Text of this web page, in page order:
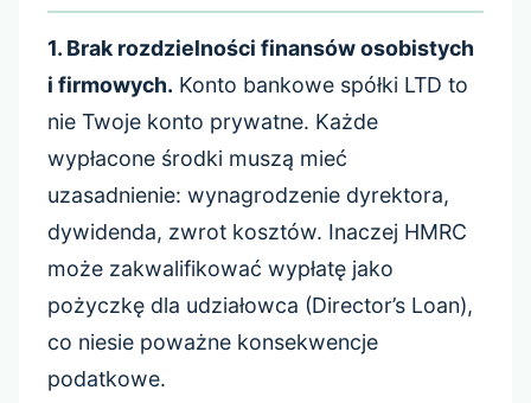
1. Brak rozdzielności finansów osobistych
i firmowych. Konto bankowe spółki LTD to
nie Twoje konto prywatne. Każde
wypłacone środki muszą mieć
uzasadnienie: wynagrodzenie dyrektora,
dywidenda, zwrot kosztów. Inaczej HMRC
może zakwalifikować wypłatę jako
pożyczkę dla udziałowca (Director’s Loan),
co niesie poważne konsekwencje
podatkowe.